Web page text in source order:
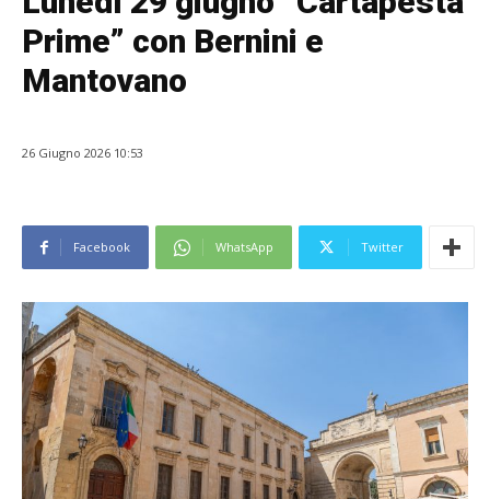
Prime” con Bernini e
Mantovano
26 Giugno 2026 10:53
Facebook WhatsApp Twitter